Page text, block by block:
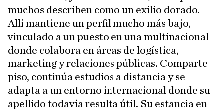
muchos describen como un exilio dorado.
Allí mantiene un perfil mucho más bajo,
vinculado a un puesto en una multinacional
donde colabora en áreas de logística,
marketing y relaciones públicas. Comparte
piso, continúa estudios a distancia y se
adapta a un entorno internacional donde su
apellido todavía resulta útil. Su estancia en